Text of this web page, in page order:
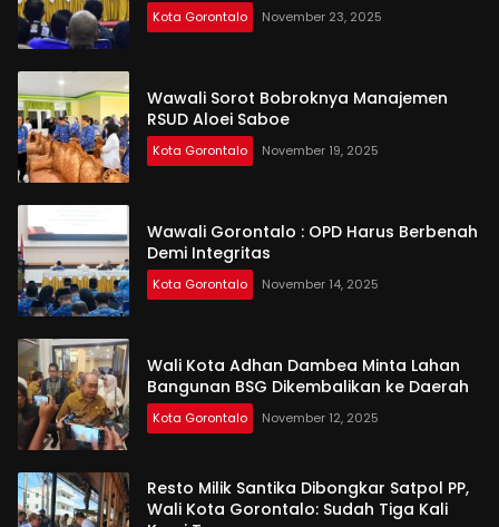
Kota Gorontalo November 23, 2025
Wawali Sorot Bobroknya Manajemen
RSUD Aloei Saboe
Kota Gorontalo November 19, 2025
Wawali Gorontalo : OPD Harus Berbenah
Demi Integritas
Kota Gorontalo November 14, 2025
Wali Kota Adhan Dambea Minta Lahan
Bangunan BSG Dikembalikan ke Daerah
Kota Gorontalo November 12, 2025
Resto Milik Santika Dibongkar Satpol PP,
Wali Kota Gorontalo: Sudah Tiga Kali